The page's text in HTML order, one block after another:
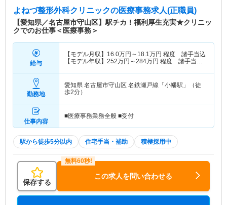
よねづ整形外科クリニックの医療事務求人(正職員)
【愛知県／名古屋市守山区】駅チカ！福利厚生充実★クリニッ
クでのお仕事＜医療事務＞
給与
【モデル月収】 16.0万円～ 18.1万円 程度 諸手当込
【モデル年収】 252万円～284万円 程度 諸手当・
勤務地
愛知県 名古屋市守山区 名鉄瀬戸線「小幡駅」（徒
歩2分）
仕事内容
■医療事務業務全般 ■受付
駅から徒歩5分以内 住宅手当・補助 積極採用中
保存する
この求人を問い合わせる